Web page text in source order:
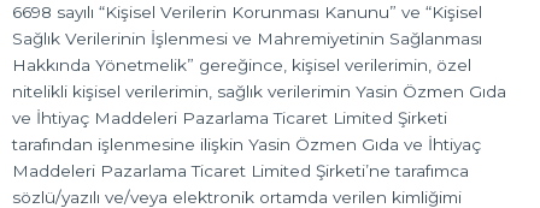
6698 sayılı “Kişisel Verilerin Korunması Kanunu” ve “Kişisel
Sağlık Verilerinin İşlenmesi ve Mahremiyetinin Sağlanması
Hakkında Yönetmelik” gereğince, kişisel verilerimin, özel
nitelikli kişisel verilerimin, sağlık verilerimin Yasin Özmen Gıda
ve İhtiyaç Maddeleri Pazarlama Ticaret Limited Şirketi
tarafından işlenmesine ilişkin Yasin Özmen Gıda ve İhtiyaç
Maddeleri Pazarlama Ticaret Limited Şirketi’ne tarafımca
sözlü/yazılı ve/veya elektronik ortamda verilen kimliğimi